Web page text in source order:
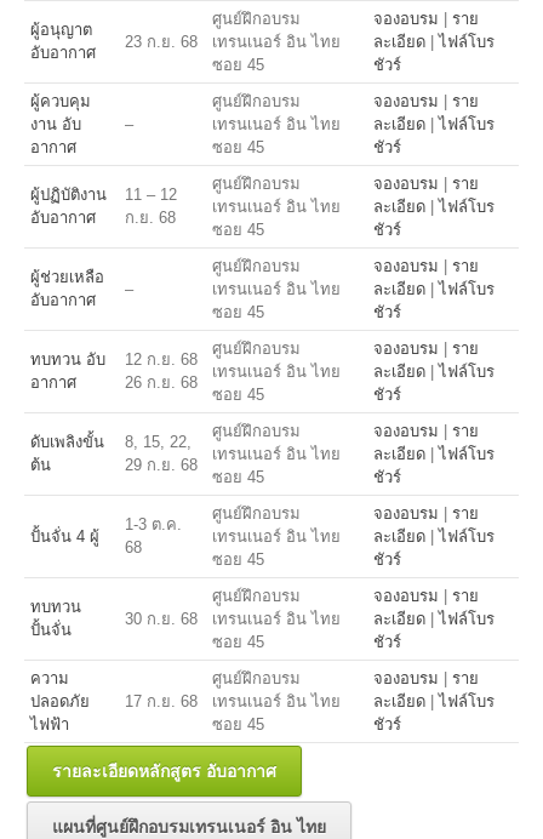
ผู้อนุญาต
อับอากาศ
23 ก.ย. 68
ศูนย์ฝึกอบรม
เทรนเนอร์ อิน ไทย
ซอย 45
จองอบรม
ราย
ละเอียด |ไฟล์โบร
ชัวร์
ผู้ควบคุม
งาน อับ
อากาศ
–
ศูนย์ฝึกอบรม
เทรนเนอร์ อิน ไทย
ซอย 45
จองอบรม
ราย
ละเอียด |ไฟล์โบร
ชัวร์
ผู้ปฏิบัติงาน
อับอากาศ
11 – 12
ก.ย. 68
ศูนย์ฝึกอบรม
เทรนเนอร์ อิน ไทย
ซอย 45
จองอบรม
ราย
ละเอียด |ไฟล์โบร
ชัวร์
ผู้ช่วยเหลือ
อับอากาศ
–
ศูนย์ฝึกอบรม
เทรนเนอร์ อิน ไทย
ซอย 45
จองอบรม
ราย
ละเอียด |ไฟล์โบร
ชัวร์
ทบทวน อับ
อากาศ
12 ก.ย. 68
26 ก.ย. 68
ศูนย์ฝึกอบรม
เทรนเนอร์ อิน ไทย
ซอย 45
จองอบรม
ราย
ละเอียด |ไฟล์โบร
ชัวร์
ดับเพลิงขั้น
ต้น
8, 15, 22,
29 ก.ย. 68
ศูนย์ฝึกอบรม
เทรนเนอร์ อิน ไทย
ซอย 45
จองอบรม
ราย
ละเอียด |ไฟล์โบร
ชัวร์
ปั้นจั่น 4 ผู้
1-3 ต.ค.
68
ศูนย์ฝึกอบรม
เทรนเนอร์ อิน ไทย
ซอย 45
จองอบรม
ราย
ละเอียด |ไฟล์โบร
ชัวร์
ทบทวน
ปั้นจั่น
30 ก.ย. 68
ศูนย์ฝึกอบรม
เทรนเนอร์ อิน ไทย
ซอย 45
จองอบรม
ราย
ละเอียด |ไฟล์โบร
ชัวร์
ความ
ปลอดภัย
ไฟฟ้า
17 ก.ย. 68
ศูนย์ฝึกอบรม
เทรนเนอร์ อิน ไทย
ซอย 45
จองอบรม
ราย
ละเอียด |ไฟล์โบร
ชัวร์
รายละเอียดหลักสูตร อับอากาศ
แผนที่ศูนย์ฝึกอบรมเทรนเนอร์ อิน ไทย